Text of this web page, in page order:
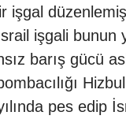
işgal
işgali
barış gücü
pes edip